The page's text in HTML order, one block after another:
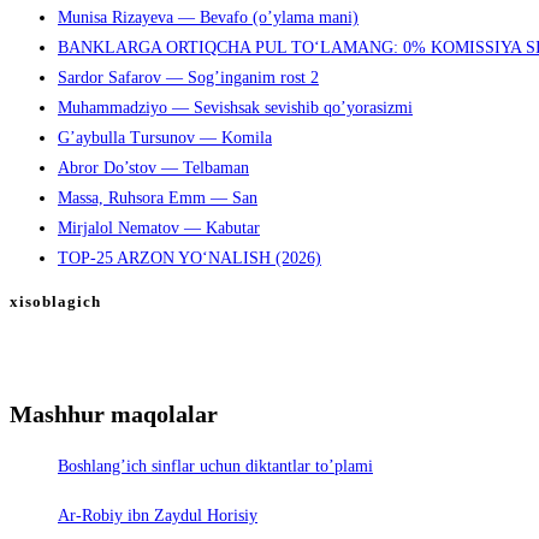
Munisa Rizayeva — Bevafo (o’ylama mani)
BANKLARGA ORTIQCHA PUL TO‘LAMANG: 0% KOMISSIYA
Sardor Safarov — Sog’inganim rost 2
Muhammadziyo — Sevishsak sevishib qo’yorasizmi
G’aybulla Tursunov — Komila
Abror Do’stov — Telbaman
Massa, Ruhsora Emm — San
Mirjalol Nematov — Kabutar
TOP-25 ARZON YO‘NALISH (2026)
xisoblagich
Mashhur maqolalar
Boshlang’ich sinflar uchun diktantlar to’plami
Ar-Robiy ibn Zaydul Horisiy